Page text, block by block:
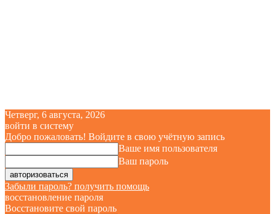
Четверг, 6 августа, 2026
войти в систему
Добро пожаловать! Войдите в свою учётную запись
Ваше имя пользователя
Ваш пароль
Забыли пароль? получить помощь
восстановление пароля
Восстановите свой пароль